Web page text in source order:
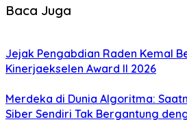
Baca Juga
Jejak Pengabdian Raden Kemal
Kinerjaekselen Award II 2026
Merdeka di Dunia Algoritma:
Siber Sendiri Tak Bergantung